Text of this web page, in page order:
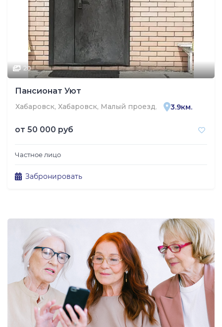
20
Пансионат Уют
Хабаровск, Хабаровск, Малый проезд, 3 3.9км.
от 50 000 руб
Частное лицо
Забронировать